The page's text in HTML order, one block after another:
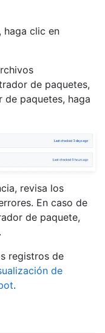
haga clic en
de paquetes,
de paquetes, haga
revisa los
En caso de
de paquete,
registros de
de
.